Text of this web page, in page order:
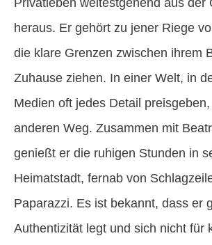
heraus. Er gehört zu jener Riege
die klare Grenzen zwischen ihrem
Zuhause ziehen. In einer Welt, in
Medien oft jedes Detail
anderen Weg. Zusammen mit
genießt er die ruhigen Stunden in
Heimatstadt, fernab von
Paparazzi. Es ist bekannt, dass er
Authentizität legt und sich nicht für